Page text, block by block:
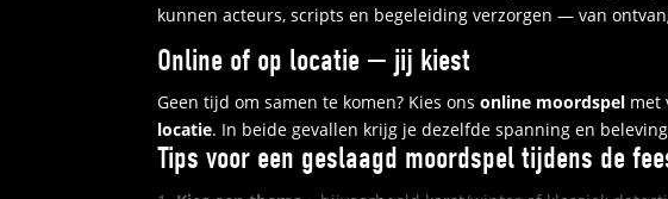
kunnen acteurs, scripts en begeleiding verzorgen — van
Online of op locatie — jij kiest
Geen tijd om samen te komen? Kies ons online moordspel met
locatie. In beide gevallen krijg je dezelfde spanning en
Tips voor een geslaagd moordspel tijdens de